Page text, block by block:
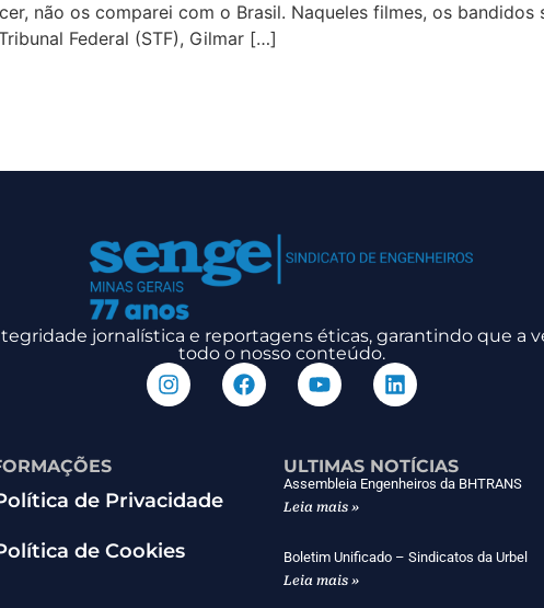
não os comparei com o Brasil. Naqueles filmes, os bandidos
Federal (STF), Gilmar […]
jornalística e reportagens éticas, garantindo que a
todo o nosso conteúdo.
de Privacidade
de Cookies
ULTIMAS NOTÍCIAS
Assembleia Engenheiros da BHTRANS
Leia mais »
Boletim Unificado – Sindicatos da Urbel
Leia mais »